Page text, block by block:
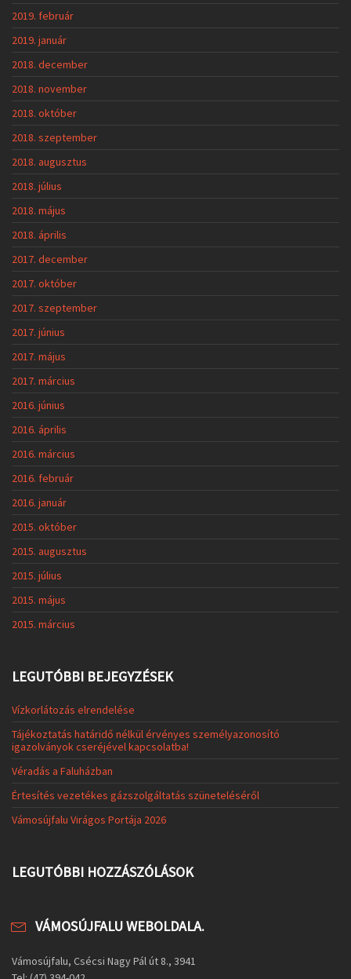
2019. február
2019. január
2018. december
2018. november
2018. október
2018. szeptember
2018. augusztus
2018. július
2018. május
2018. április
2017. december
2017. október
2017. szeptember
2017. június
2017. május
2017. március
2016. június
2016. április
2016. március
2016. február
2016. január
2015. október
2015. augusztus
2015. július
2015. május
2015. március
LEGUTÓBBI BEJEGYZÉSEK
Vízkorlátozás elrendelése
Tájékoztatás határidő nélkül érvényes személyazonosító
igazolványok cseréjével kapcsolatba!
Véradás a Faluházban
Értesítés vezetékes gázszolgáltatás szüneteléséről
Vámosújfalu Virágos Portája 2026
LEGUTÓBBI HOZZÁSZÓLÁSOK
VÁMOSÚJFALU WEBOLDALA.
Vámosújfalu, Csécsi Nagy Pál út 8., 3941